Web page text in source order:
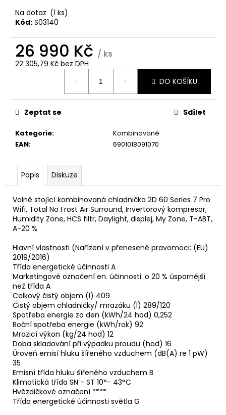
Na dotaz (1 ks)
Kód: S03140
26 990 Kč / ks
22 305,79 Kč bez DPH
DO KOŠÍKU
Kategorie:
Kombinované
EAN: 6901018091070
Zeptat se Sdílet
Popis Diskuze
Volně stojící kombinovaná chladnička 2D 60 Series 7 Pro
Wifi, Total No Frost Air Surround, Invertorový kompresor,
Humidity Zone, HCS filtr, Daylight, displej, My Zone, T-ABT,
A-20 %
Hlavní vlastnosti (Nařízení v přenesené pravomoci: (EU)
2019/2016)
Třída energetické účinnosti A
Marketingové označení en. účinnosti: o 20 % úspornější
než třída A
Celkový čistý objem (l) 409
Čistý objem chladničky/ mrazáku (l) 289/120
Spotřeba energie za den (kWh/24 hod) 0,252
Roční spotřeba energie (kWh/rok) 92
Mrazicí výkon (kg/24 hod) 12
Doba skladování při výpadku proudu (hod) 16
Úroveň emisí hluku šířeného vzduchem (dB(A) re 1 pW)
35
Emisní třída hluku šířeného vzduchem B
Klimatická třída SN - ST 10°- 43°C
Hvězdičkové označení ****
Třída energetické účinnosti světla G
u
e
m
200
990